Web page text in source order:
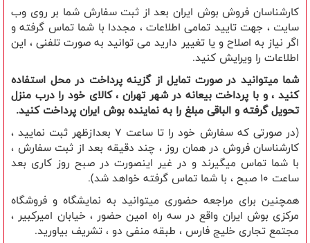
کارشناسان فروش بوش ایران بعد از ثبت سفارش شما بر روی وب
سایت ، جهت تایید تمامی اطلاعات ، مجددا با شما تماس گرفته و
اگر نیاز به اصلاح و یا تغییر دارید می توانید به صورت تلفنی ، این
اطلاعات را ویرایش کنید.
شما میتوانید در صورت تمایل از گزینه پرداخت در محل استفاده
کنید ، و با پرداخت بیعانه در شهر تهران ، کالای خود را درب منزل
تحویل گرفته و الباقی مبلغ را به نماینده بوش ایران پرداخت کنید.
(در صورتی که سفارش خود را تا ساعت 7 بعدازظهر ثبت نمایید ،
کارشناسان فروش در همان روز ، چند دقیقه بعد از ثبت سفارش ،
با شما تماس میگیرند و در غیر اینصورت در صبح روز کاری بعد
ساعت 10 صبح ، با شما تماس گرفته خواهد شد).
همچنین برای مراجعه حضوری میتوانید به نمایشگاه و فروشگاه
مرکزی بوش ایران واقع در سه راه امین حضور ، خیابان امیرکبیر ،
مجتمع تجاری خلیج فارس ، طبقه منفی دو ، تشریف بیاورید.